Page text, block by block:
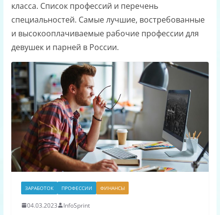
класса. Список профессий и перечень
специальностей. Самые лучшие, востребованные
и высокооплачиваемые рабочие профессии для
девушек и парней в России.
ЗАРАБОТОК ПРОФЕССИИ ФИНАНСЫ
04.03.2023 InfoSprint